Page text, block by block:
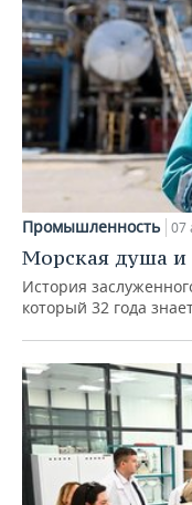
Промышленность 07
Морская душа и
История
который 32 года